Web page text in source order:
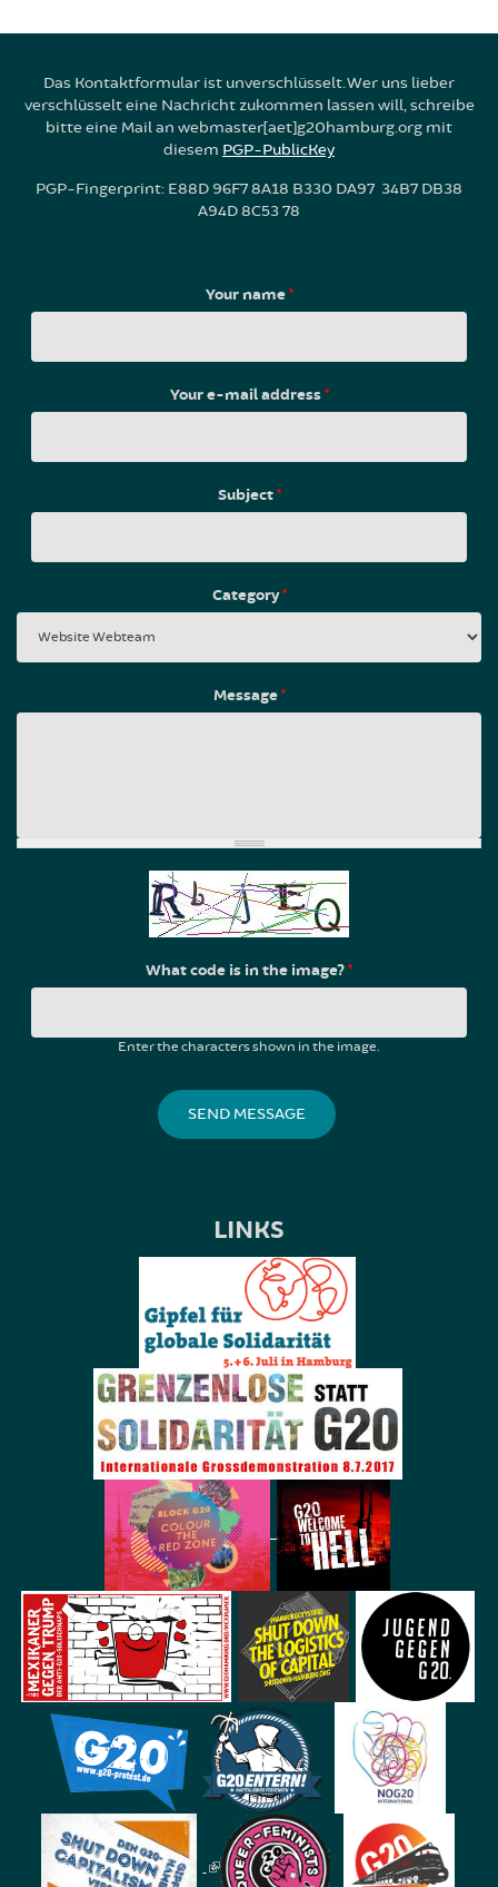
Das Kontaktformular ist unverschlüsselt. Wer uns lieber
verschlüsselt eine Nachricht zukommen lassen will, schreibe
bitte eine Mail an webmaster[aet]g20hamburg.org mit
diesem PGP-PublicKey
PGP-Fingerprint: E88D 96F7 8A18 B330 DA97 34B7 DB38
A94D 8C53 78
Your name*
Your e-mail address*
Subject*
Category*
Message*
What code is in the image?*
Enter the characters shown in the image.
LINKS